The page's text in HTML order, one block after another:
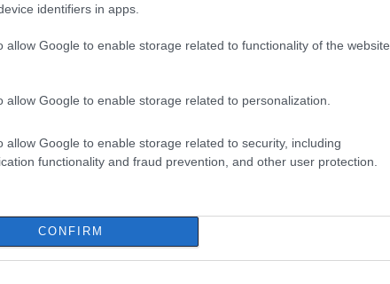
identifiers in apps.
allow Google to enable storage related to functionality of the website
allow Google to enable storage related to personalization.
allow Google to enable storage related to security, including
functionality and fraud prevention, and other user protection.
CONFIRM